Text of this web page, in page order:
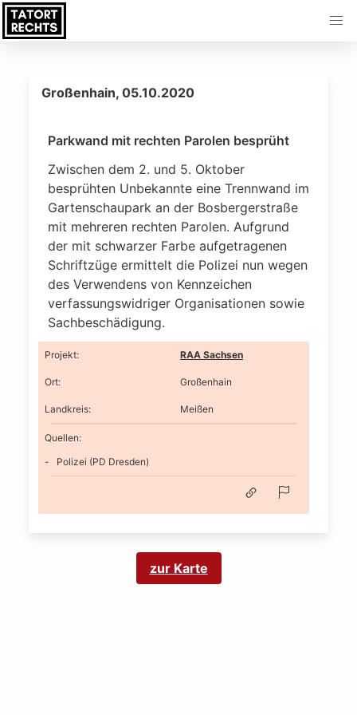
Großenhain, 05.10.2020
Parkwand mit rechten Parolen besprüht
Zwischen dem 2. und 5. Oktober
besprühten Unbekannte eine Trennwand im
Gartenschaupark an der Bosbergerstraße
mit mehreren rechten Parolen. Aufgrund
der mit schwarzer Farbe aufgetragenen
Schriftzüge ermittelt die Polizei nun wegen
des Verwendens von Kennzeichen
verfassungswidriger Organisationen sowie
Sachbeschädigung.
Projekt: RAA Sachsen
Ort: Großenhain
Landkreis: Meißen
Quellen:
Polizei (PD Dresden)
zur Karte